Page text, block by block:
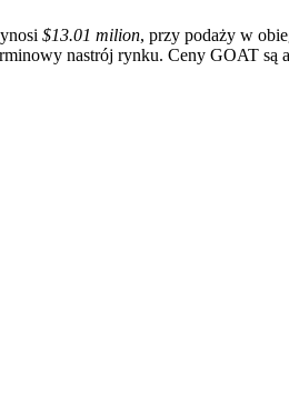
$13.01 milion, przy podaży w
nastrój rynku. Ceny GOAT są